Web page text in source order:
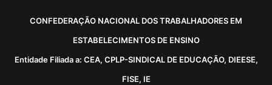
CONFEDERAÇÃO NACIONAL DOS TRABALHADORES EM
ESTABELECIMENTOS DE ENSINO
Entidade Filiada a: CEA, CPLP-SINDICAL DE EDUCAÇÃO, DIEESE,
FISE, IE